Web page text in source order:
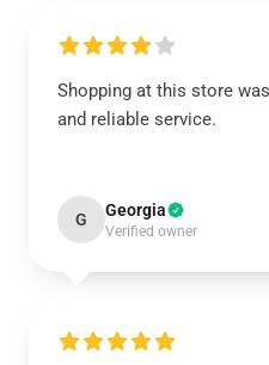
Shopping at this store
and reliable service.
G Georgia
Verified owner